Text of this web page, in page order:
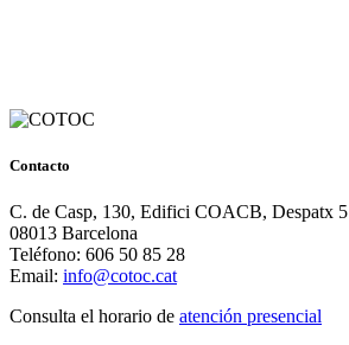
Contacto
C. de Casp, 130, Edifici COACB, Despatx 5
08013 Barcelona
Teléfono: 606 50 85 28
Email: info@cotoc.cat
Consulta el horario de atención presencial